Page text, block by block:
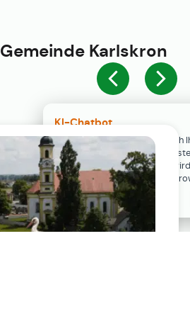
KI-Chatbot
Der KI-Chatbot steht erst nach
Einwilligung in den Cookie-
Verfügung. Der Chat-Verlauf
ausschließlich lokal in Ihrem
gespeichert.
Gemeinde Karlskron